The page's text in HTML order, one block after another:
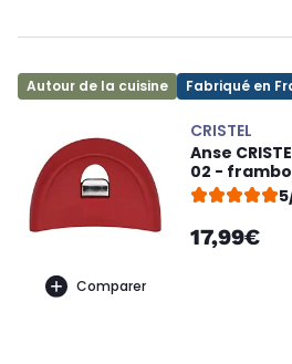
Autour de la cuisine Fabriqué en
Comparer
CRISTEL
Anse
02 -
17,99€